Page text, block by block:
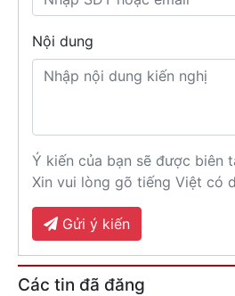
Nội dung
Ý kiến của bạn sẽ được biên
Xin vui lòng gõ tiếng Việt có
Gửi ý kiến
Các tin đã đăng